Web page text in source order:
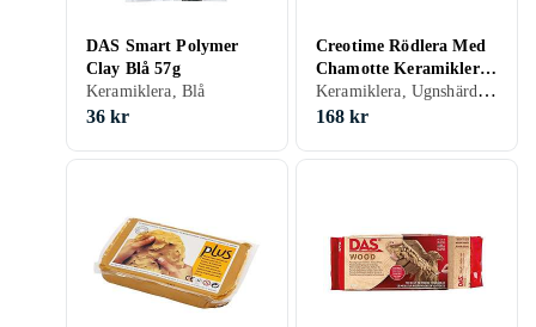
DAS Smart Polymer
Clay Blå 57g
Keramiklera, Blå
36 kr
Creotime Rödlera Med
Chamotte Keramiklera
10kg
Keramiklera, Ugnshärdade, Terrakotta
168 kr